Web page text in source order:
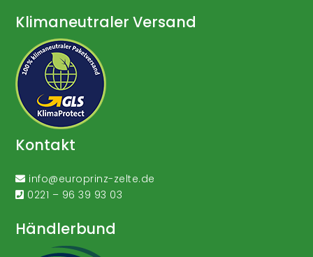
Klimaneutraler Versand
Kontakt
info@europrinz-zelte.de
0221 – 96 39 93 03
Händlerbund